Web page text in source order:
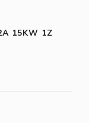
15KW 1Z